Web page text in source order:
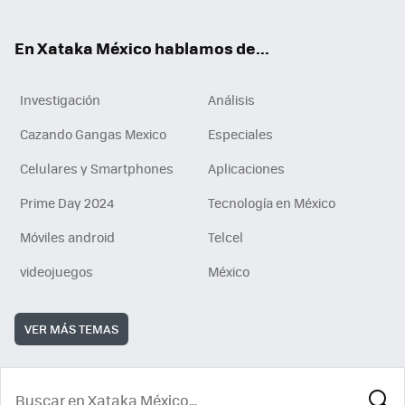
En Xataka México hablamos de...
Investigación
Análisis
Cazando Gangas Mexico
Especiales
Celulares y Smartphones
Aplicaciones
Prime Day 2024
Tecnología en México
Móviles android
Telcel
videojuegos
México
VER MÁS TEMAS